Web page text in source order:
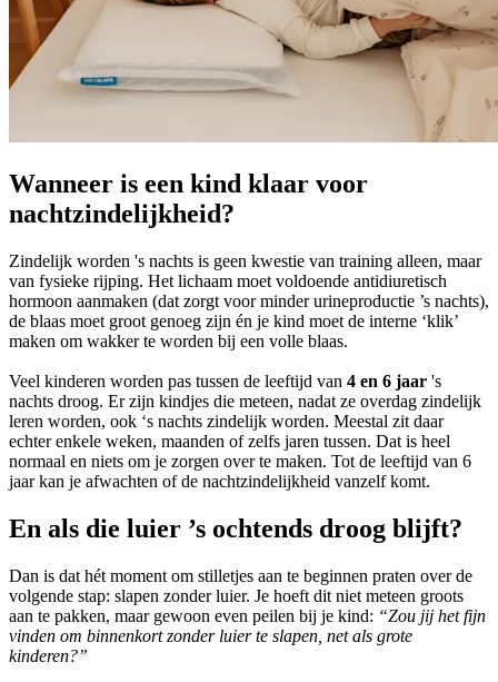
Wanneer is een kind klaar voor
nachtzindelijkheid?
Zindelijk worden 's nachts is geen kwestie van training alleen, maar
van fysieke rijping. Het lichaam moet voldoende antidiuretisch
hormoon aanmaken (dat zorgt voor minder urineproductie ’s nachts),
de blaas moet groot genoeg zijn én je kind moet de interne ‘klik’
maken om wakker te worden bij een volle blaas.
Veel kinderen worden pas tussen de leeftijd van 4 en 6 jaar 's
nachts droog. Er zijn kindjes die meteen, nadat ze overdag zindelijk
leren worden, ook ‘s nachts zindelijk worden. Meestal zit daar
echter enkele weken, maanden of zelfs jaren tussen. Dat is heel
normaal en niets om je zorgen over te maken. Tot de leeftijd van 6
jaar kan je afwachten of de nachtzindelijkheid vanzelf komt.
En als die luier ’s ochtends droog blijft?
Dan is dat hét moment om stilletjes aan te beginnen praten over de
volgende stap: slapen zonder luier. Je hoeft dit niet meteen groots
aan te pakken, maar gewoon even peilen bij je kind: “Zou jij het fijn
vinden om binnenkort zonder luier te slapen, net als grote
kinderen?”